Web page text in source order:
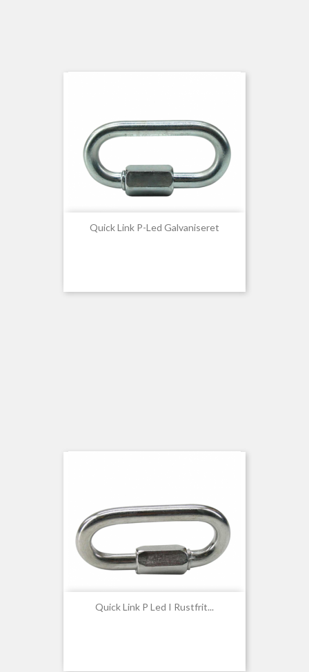
Quick Link P-Led Galvaniseret
Quick Link P Led I Rustfrit...